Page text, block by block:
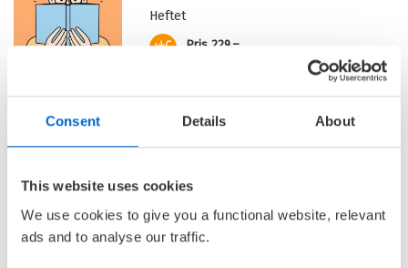
Consent Details About
This website uses cookies
We use cookies to give you a functional website, relevant
ads and to analyse our traffic.
Heftet
Pris 229,–
Kjøp
Berts desperate dagbok
BERT /
Heftet
Pris
Kjøp